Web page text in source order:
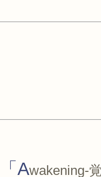
「Awakening-